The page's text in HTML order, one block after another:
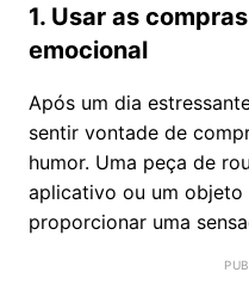
1. Usar as
emocional
Após um dia
sentir vontade de
humor. Uma peça de
aplicativo ou um
proporcionar uma